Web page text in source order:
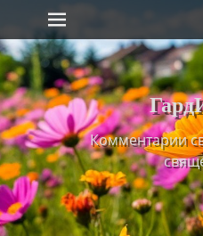
Skip
to
content
Primary Menu
Комментарии